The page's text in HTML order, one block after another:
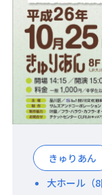
きゅりあん
大ホール（8